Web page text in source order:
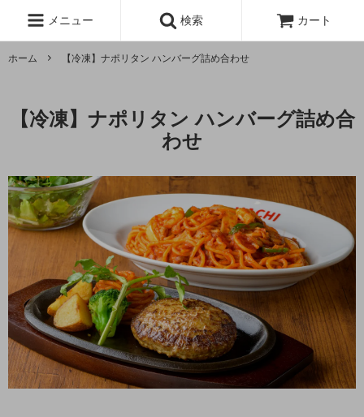
メニュー 検索 カート
ホーム 【冷凍】ナポリタン ハンバーグ詰め合わせ
【冷凍】ナポリタン ハンバーグ詰め合
わせ